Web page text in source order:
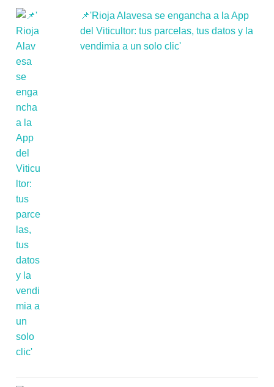
📌'Rioja Alavesa se engancha a la App
del Viticultor: tus parcelas, tus datos y la
vendimia a un solo clic'